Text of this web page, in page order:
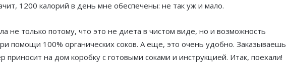
1200 калорий в день мне обеспечены: не так уж и мало.
не только потому, что это не диета в чистом виде, но и возможность
помощи 100% органических соков. А еще, это очень удобно. Заказываешь
приносит на дом коробку с готовыми соками и инструкцией. Итак, поехали!